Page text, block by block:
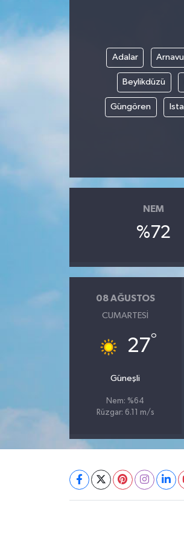
Adalar
Beylikdüzü
Güngören
NEM
%72
08 AĞUSTOS
CUMARTESI
27°
Güneşli
Nem: %64
Rüzgar: 6.11 m/s
KÜLTÜR-SANAT
MAGAZİN
SİVİL TOPLUM
SEÇİM 2014
KİM KİMDİR